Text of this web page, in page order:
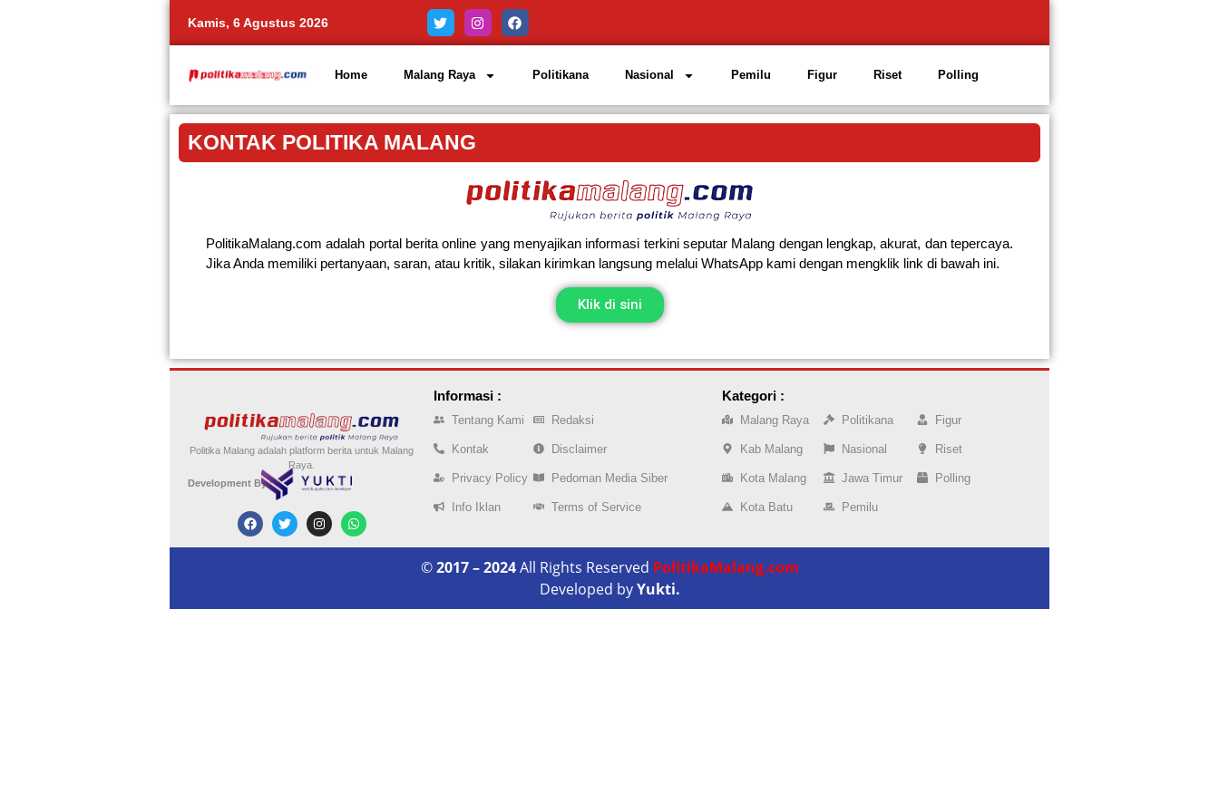
Kamis, 6 Agustus 2026
Home Malang Raya Politikana Nasional Pemilu Figur Riset Polling
KONTAK POLITIKA MALANG
PolitikaMalang.com adalah portal berita online yang menyajikan informasi terkini seputar Malang dengan lengkap, akurat, dan tepercaya.
Jika Anda memiliki pertanyaan, saran, atau kritik, silakan kirimkan langsung melalui WhatsApp kami dengan mengklik link di bawah ini.
Klik di sini
Politika Malang adalah platform berita untuk Malang
Raya.
Development By :
Informasi :
Tentang Kami
Kontak
Privacy Policy
Info Iklan
Redaksi
Disclaimer
Pedoman Media Siber
Terms of Service
Kategori :
Malang Raya
Kab Malang
Kota Malang
Kota Batu
Politikana
Nasional
Jawa Timur
Pemilu
Figur
Riset
Polling
©2017 – 2024All Rights Reserved PolitikaMalang.com
Developed byYukti.